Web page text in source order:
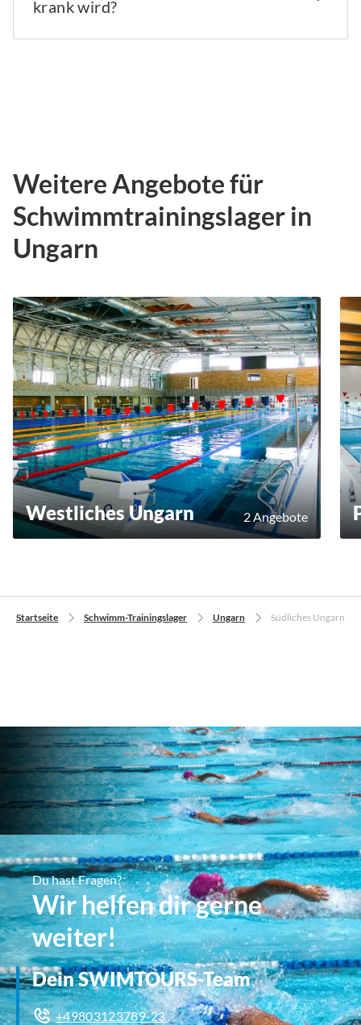
krank wird?
Weitere Angebote für
Schwimmtrainingslager in
Ungarn
Westliches Ungarn 2 Angebote
Startseite Schwimm-Trainingslager Ungarn Südliches Ungarn
Du hast Fragen?
Wir helfen dir gerne
weiter!
Dein SWIMTOURS-Team
+49803123789-23